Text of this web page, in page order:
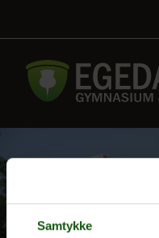
Samtykke
Forside
Brobygning